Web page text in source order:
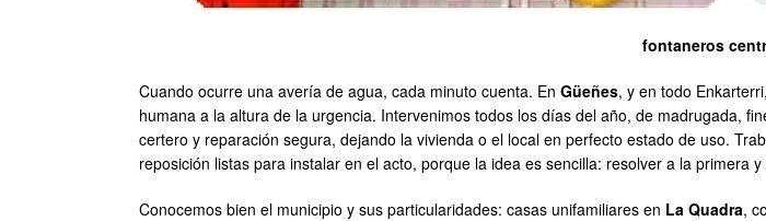
fontaneros
Cuando ocurre una avería de agua, cada minuto cuenta. En Güeñes, y en todo
humana a la altura de la urgencia. Intervenimos todos los días del año, de madrugada,
certero y reparación segura, dejando la vivienda o el local en perfecto estado de uso.
reposición listas para instalar en el acto, porque la idea es sencilla: resolver a la primera
Conocemos bien el municipio y sus particularidades: casas unifamiliares en La Quadra,